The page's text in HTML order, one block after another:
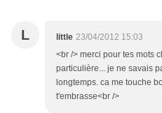
L little 23/04/2012 15:03
<br /> merci pour tes mots
particulière... je ne savais
longtemps. ca me touche
t'embrasse<br />